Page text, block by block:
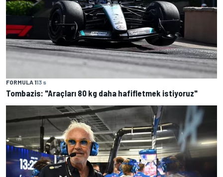
FORMULA 113 s
Tombazis: "Araçları 80 kg daha hafifletmek istiyoruz"